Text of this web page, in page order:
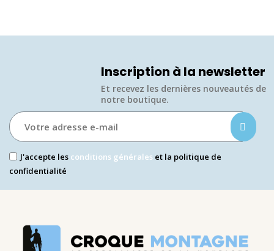
Inscription à la newsletter
Et recevez les dernières nouveautés de
notre boutique.​
J'accepte les conditions générales et la politique de
confidentialité